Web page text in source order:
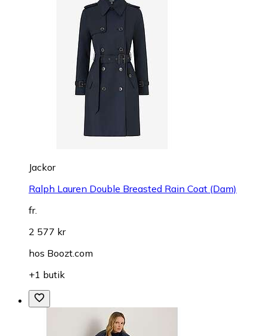
Jackor
Ralph Lauren Double Breasted Rain Coat (Dam)
fr.
2 577 kr
hos Boozt.com
+1 butik